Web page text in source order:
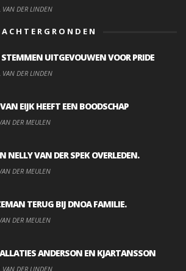
VAN DER LINDEN
ACHTERGRONDEN
STEMMEN UITGEVOUWEN VOOR PRIDE
VAN DER LINDEN
EIJK HEEFT EEN BOODSCHAP
DER MEULEN
NELLY VAN DER SPEK OVERLEDEN.
DER MEULEN
TERUG BIJ DNOA FAMILIE.
DER MEULEN
ANDERSON EN KJARTANSSON
VAN DER LINDEN